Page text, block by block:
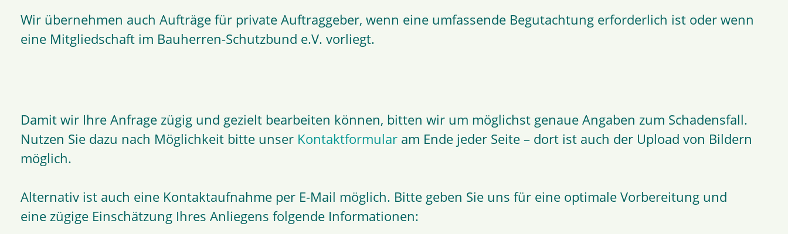
Wir übernehmen auch Aufträge für private Auftraggeber, wenn eine umfassende Begutachtung erforderlich ist oder wenn
eine Mitgliedschaft im Bauherren-Schutzbund e.V. vorliegt.
Damit wir Ihre Anfrage zügig und gezielt bearbeiten können, bitten wir um möglichst genaue Angaben zum Schadensfall.
Nutzen Sie dazu nach Möglichkeit bitte unser Kontaktformular am Ende jeder Seite – dort ist auch der Upload von Bildern
möglich.
Alternativ ist auch eine Kontaktaufnahme per E-Mail möglich. Bitte geben Sie uns für eine optimale Vorbereitung und
eine zügige Einschätzung Ihres Anliegens folgende Informationen: